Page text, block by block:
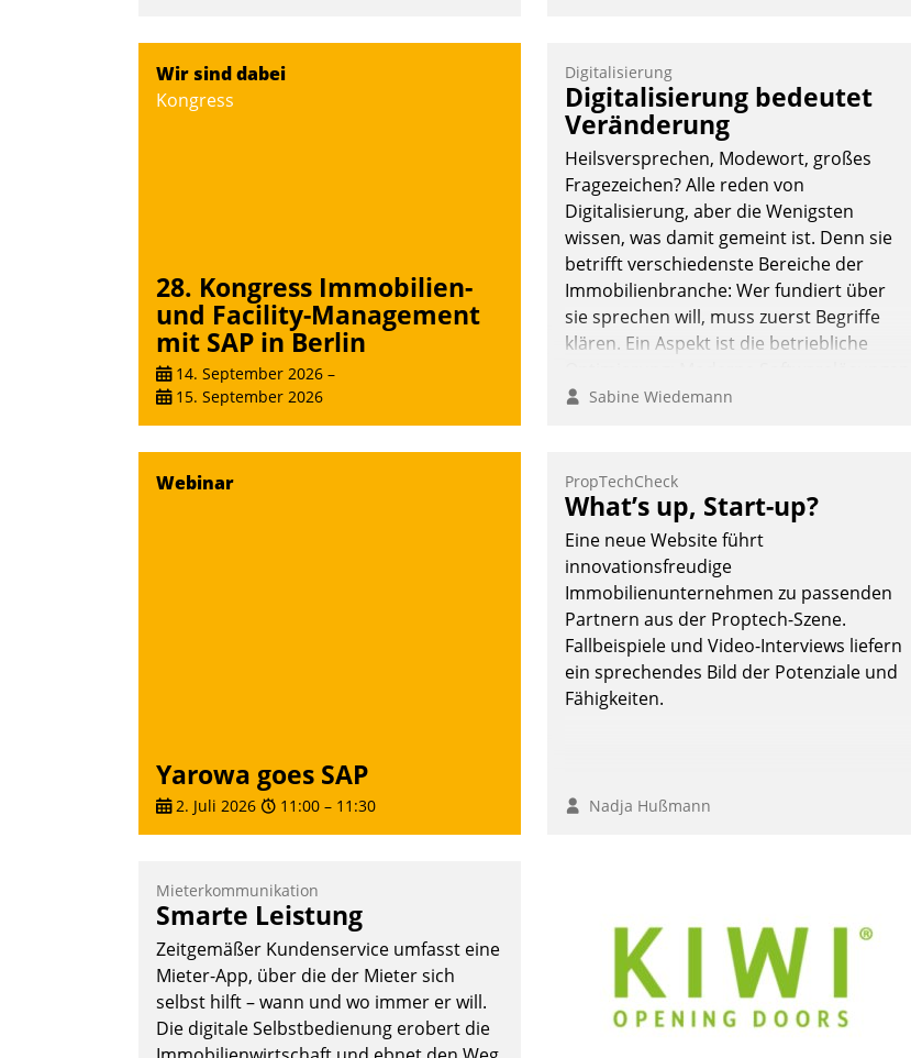
Teilnehmer kurzweilige Einblicke in
innovative Cloud-Strategien und -
Wir sind dabei
Kongress
28. Kongress Immobilien-
und Facility-Management
mit SAP in Berlin
14. September 2026 –
15. September 2026
Digitalisierung
Digitalisierung bedeutet
Veränderung
Heilsversprechen, Modewort, großes
Fragezeichen? Alle reden von
Digitalisierung, aber die Wenigsten
wissen, was damit gemeint ist. Denn sie
betrifft verschiedenste Bereiche der
Immobilienbranche: Wer fundiert über
sie sprechen will, muss zuerst Begriffe
klären. Ein Aspekt ist die betriebliche
ermöglichen große Einsparungen durch
Allein mit der Einführung einer neuen
Software ist es nicht getan. Die
Digitalisierung erfordert von
Unternehmen die Bereitschaft, sich zu
überprüfen, zu hinterfragen und zu
verändern.
Sabine Wiedemann
Webinar
Yarowa goes SAP
2. Juli 2026 11:00 – 11:30
PropTechCheck
What’s up, Start-up?
Eine neue Website führt
innovationsfreudige
Immobilienunternehmen zu passenden
Partnern aus der Proptech-Szene.
Fallbeispiele und Video-Interviews liefern
ein sprechendes Bild der Potenziale und
Fähigkeiten.
Nadja Hußmann
Mieterkommunikation
Smarte Leistung
Zeitgemäßer Kundenservice umfasst eine
Mieter-App, über die der Mieter sich
selbst hilft – wann und wo immer er will.
Die digitale Selbstbedienung erobert die